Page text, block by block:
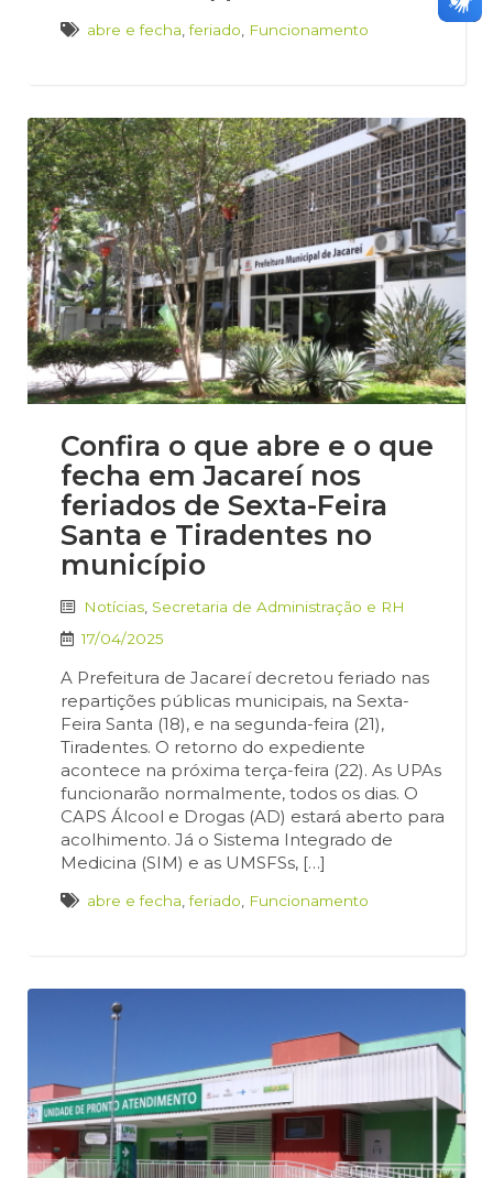
abre e fecha ,feriado Funcionamento
Confira o que abre e o que
fecha em Jacareí nos
feriados de Sexta-Feira
Santa e Tiradentes no
município
Notícias Secretaria de Administração e RH
17/04/2025
A Prefeitura de Jacareí decretou feriado nas
repartições públicas municipais, na Sexta-
Feira Santa (18), e na segunda-feira (21),
Tiradentes. O retorno do expediente
acontece na próxima terça-feira (22). As UPAs
funcionarão normalmente, todos os dias. O
CAPS Álcool e Drogas (AD) estará aberto para
acolhimento. Já o Sistema Integrado de
Medicina (SIM) e as UMSFSs, […]
abre e fecha ,feriado Funcionamento